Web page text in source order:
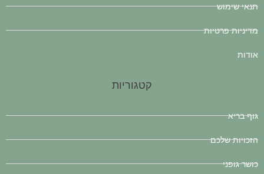
תנאי שימוש
מדיניות פרטיות
אודות
קטגוריות
גוף בריא
הזכויות שלכם
כושר גופני